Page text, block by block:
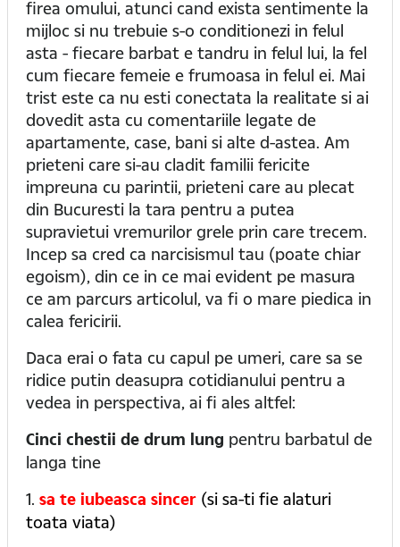
firea omului, atunci cand exista sentimente la
mijloc si nu trebuie s-o conditionezi in felul
asta - fiecare barbat e tandru in felul lui, la fel
cum fiecare femeie e frumoasa in felul ei. Mai
trist este ca nu esti conectata la realitate si ai
dovedit asta cu comentariile legate de
apartamente, case, bani si alte d-astea. Am
prieteni care si-au cladit familii fericite
impreuna cu parintii, prieteni care au plecat
din Bucuresti la tara pentru a putea
supravietui vremurilor grele prin care trecem.
Incep sa cred ca narcisismul tau (poate chiar
egoism), din ce in ce mai evident pe masura
ce am parcurs articolul, va fi o mare piedica in
calea fericirii.
Daca erai o fata cu capul pe umeri, care sa se
ridice putin deasupra cotidianului pentru a
vedea in perspectiva, ai fi ales altfel:
Cinci chestii de drum lung pentru barbatul de
langa tine
1. sa te iubeasca sincer (si sa-ti fie alaturi
toata viata)